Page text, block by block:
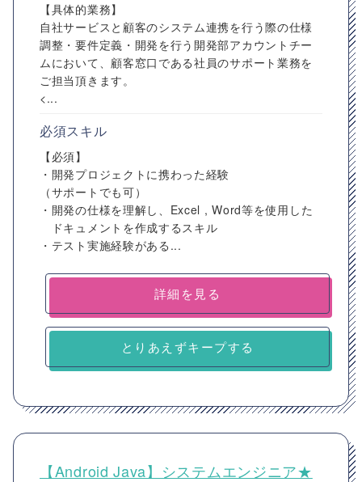
【具体的業務】
自社サービスと顧客のシステム連携を行う際の仕様
調整・要件定義・開発を行う開発部アカウントチー
ムにおいて、顧客窓口である社員のサポート業務を
ご担当頂きます。
<...
必須スキル
【必須】
・開発プロジェクトに携わった経験
（サポートでも可）
・開発の仕様を理解し、Excel , Word等を使用した
ドキュメントを作成するスキル
・テスト実施経験がある...
詳細を見る
とりあえずキープする
【Android Java】システムエンジニア★